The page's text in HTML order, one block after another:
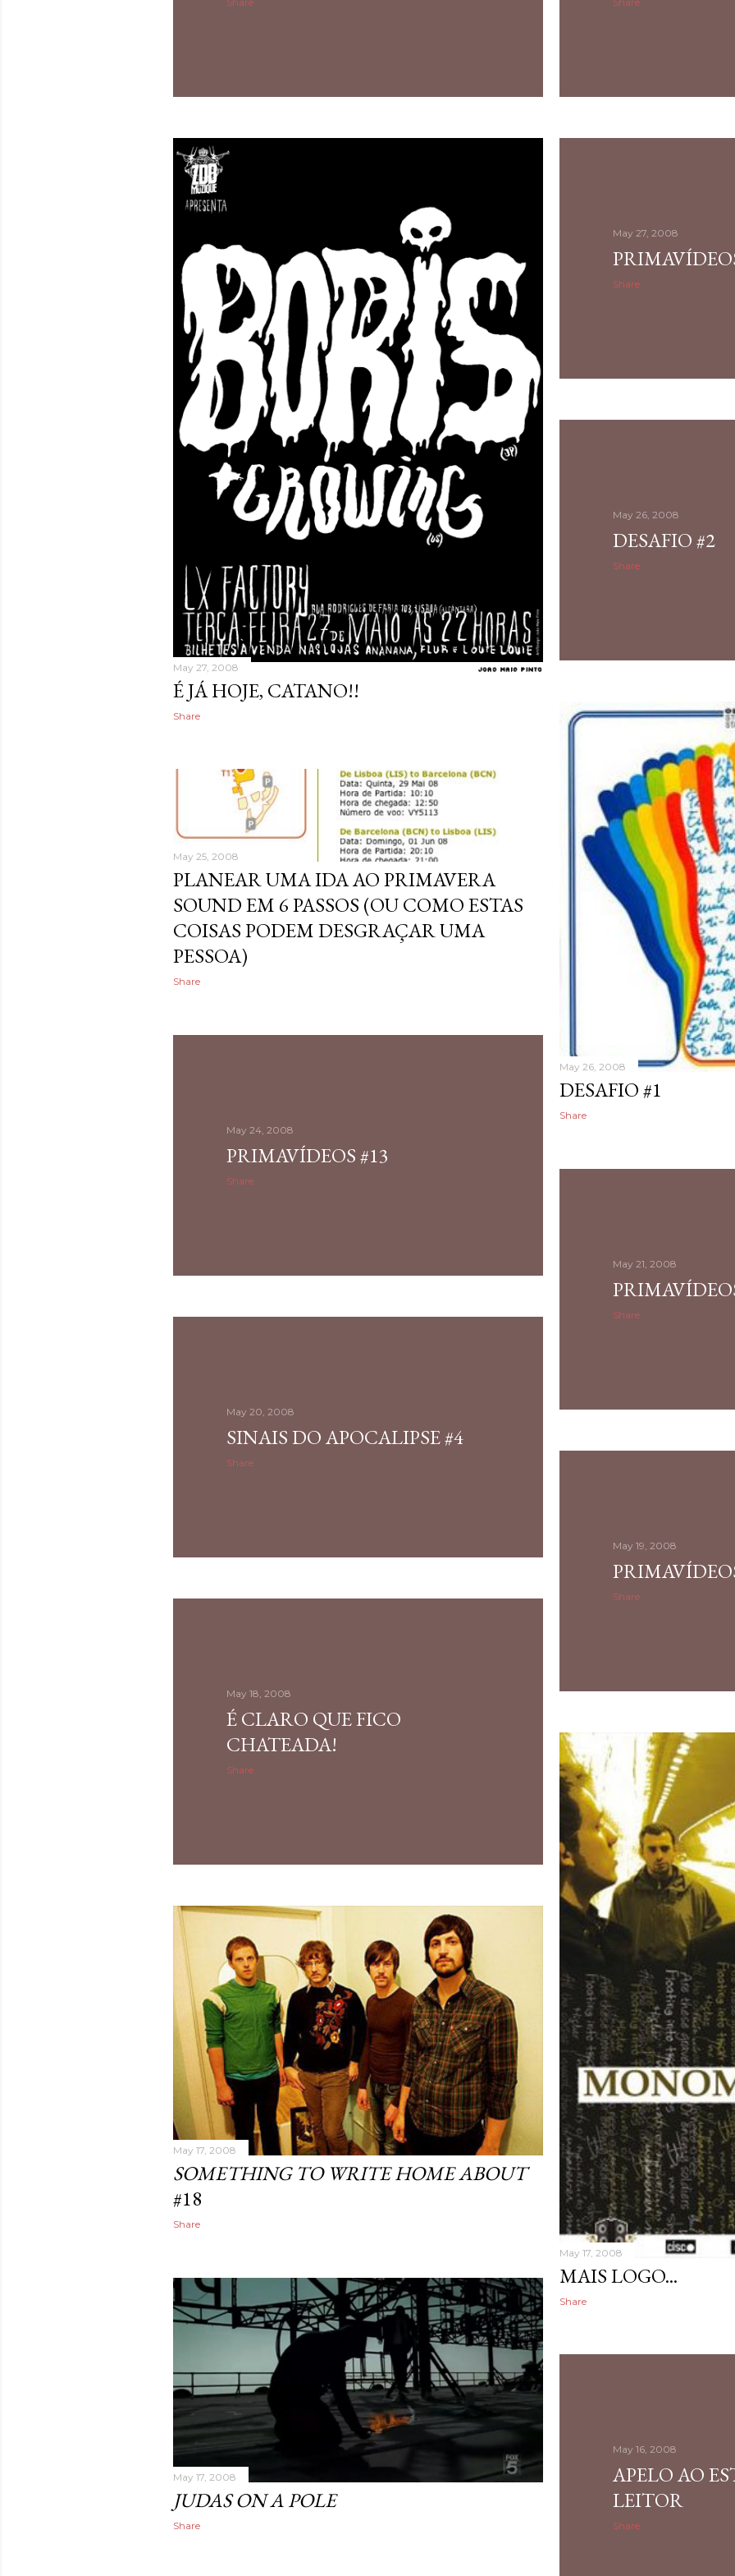
May 27, 2008
É JÁ HOJE, CATANO!!
Share
May 27, 2008
Share
May 26, 2008
DESAFIO #2
Share
May 26, 2008
DESAFIO #1
Share
May 25, 2008
PLANEAR UMA IDA AO PRIMAVERA
SOUND EM 6 PASSOS (OU COMO ESTAS
COISAS PODEM DESGRAÇAR UMA
PESSOA)
Share
May 24, 2008
PRIMAVÍDEOS #13
Share
May 21, 2008
Share
May 20, 2008
SINAIS DO APOCALIPSE #4
Share
May 19, 2008
Share
May 18, 2008
É CLARO QUE FICO
CHATEADA!
Share
May 17, 2008
MAIS LOGO...
Share
May 17, 2008
SOMETHING TO WRITE HOME ABOUT
#18
Share
May 17, 2008
JUDAS ON A POLE
Share
May 16, 2008
APELO AO
LEITOR
Share